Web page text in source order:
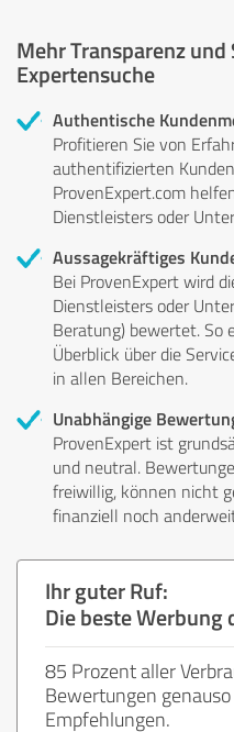
Mehr Transparenz
Expertensuche
Authentische
Profitieren Sie von
authentifizierten
ProvenExpert.com
Dienstleisters oder
Aussagekräftiges
Bei ProvenExpert wird
Dienstleisters oder
Beratung) bewertet. So
Überblick über die
in allen Bereichen.
Unabhängige
ProvenExpert ist
und neutral.
freiwillig, können nicht
finanziell noch
Ihr guter Ruf:
Die beste Werbung
85 Prozent aller
Bewertungen
Empfehlungen.